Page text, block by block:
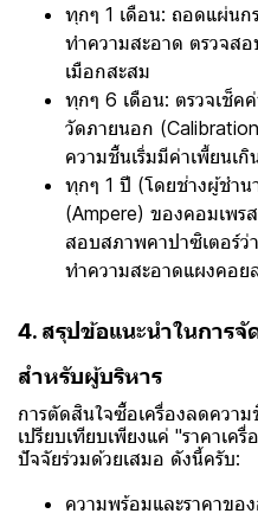
ทุกๆ 1 เดือน: ถอดแผ่นก
ทำความสะอาด ตรวจส
เมือกสะสม
ทุกๆ 6 เดือน: ตรวจเช็ค
วัดภายนอก
ความชื้นเริ่มมีค่าเพี้ยนเ
ทุกๆ 1 ปี (โดยช่างผู้ชำน
(Ampere) ของคอมเพร
สอบสภาพคาปาซิเตอร์ว่
ทำความสะอาดแผงคอย
4. สรุปข้อแนะนำในการ
สำหรับผู้บริหาร
การตัดสินใจซื้อเครื่องลดควา
เปรียบเทียบเพียงแค่ "ราคาเค
ปัจจัยร่วมด้วยเสมอ ดังนี้ครับ:
ความพร้อมและราคาขอ